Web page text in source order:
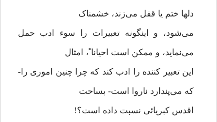
دلها ختم یا قفل می‌زند، خشمناک
می‌شود، و اینگونه تعبیرات را سوء ادب حمل
می‌نماید، و ممکن است احیانا ً، امثال
این تعبیر کننده را ادب کند که چرا چنین اموری را-
که می‌پندارد ناروا است- بساحت
اقدس کبریائی نسبت داده است؟!